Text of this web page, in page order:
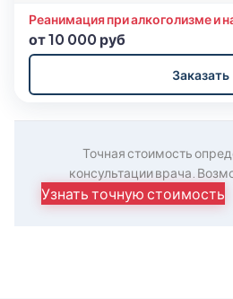
Реанимация при алкоголизме и
от 10 000 руб
Заказать
Точная стоимость
консультации врача.
Узнать точную стоимость